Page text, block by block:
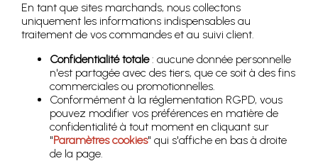
En tant que sites marchands, nous collectons
uniquement les informations indispensables au
traitement de vos commandes et au suivi client.
Confidentialité totale: aucune donnée personnelle
n'est partagée avec des tiers, que ce soit à des fins
commerciales ou promotionnelles.
Conformément à la réglementation RGPD, vous
pouvez modifier vos préférences en matière de
confidentialité à tout moment en cliquant sur
"Paramètres cookies" qui s'affiche en bas à droite
de la page.